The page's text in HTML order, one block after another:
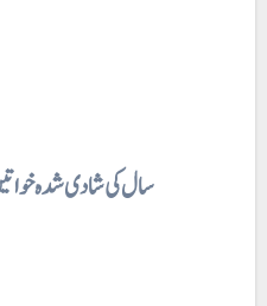
15-49 سال کی شادی شدہ